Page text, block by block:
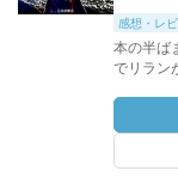
感想・レ
本の半ば
でリラン